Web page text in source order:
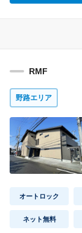
RMF
野路エリア
オートロック
ネット無料